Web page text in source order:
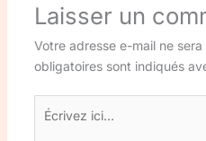
Laisser un
Votre adresse e-mail ne
obligatoires sont indiqués
Écrivez
ici…